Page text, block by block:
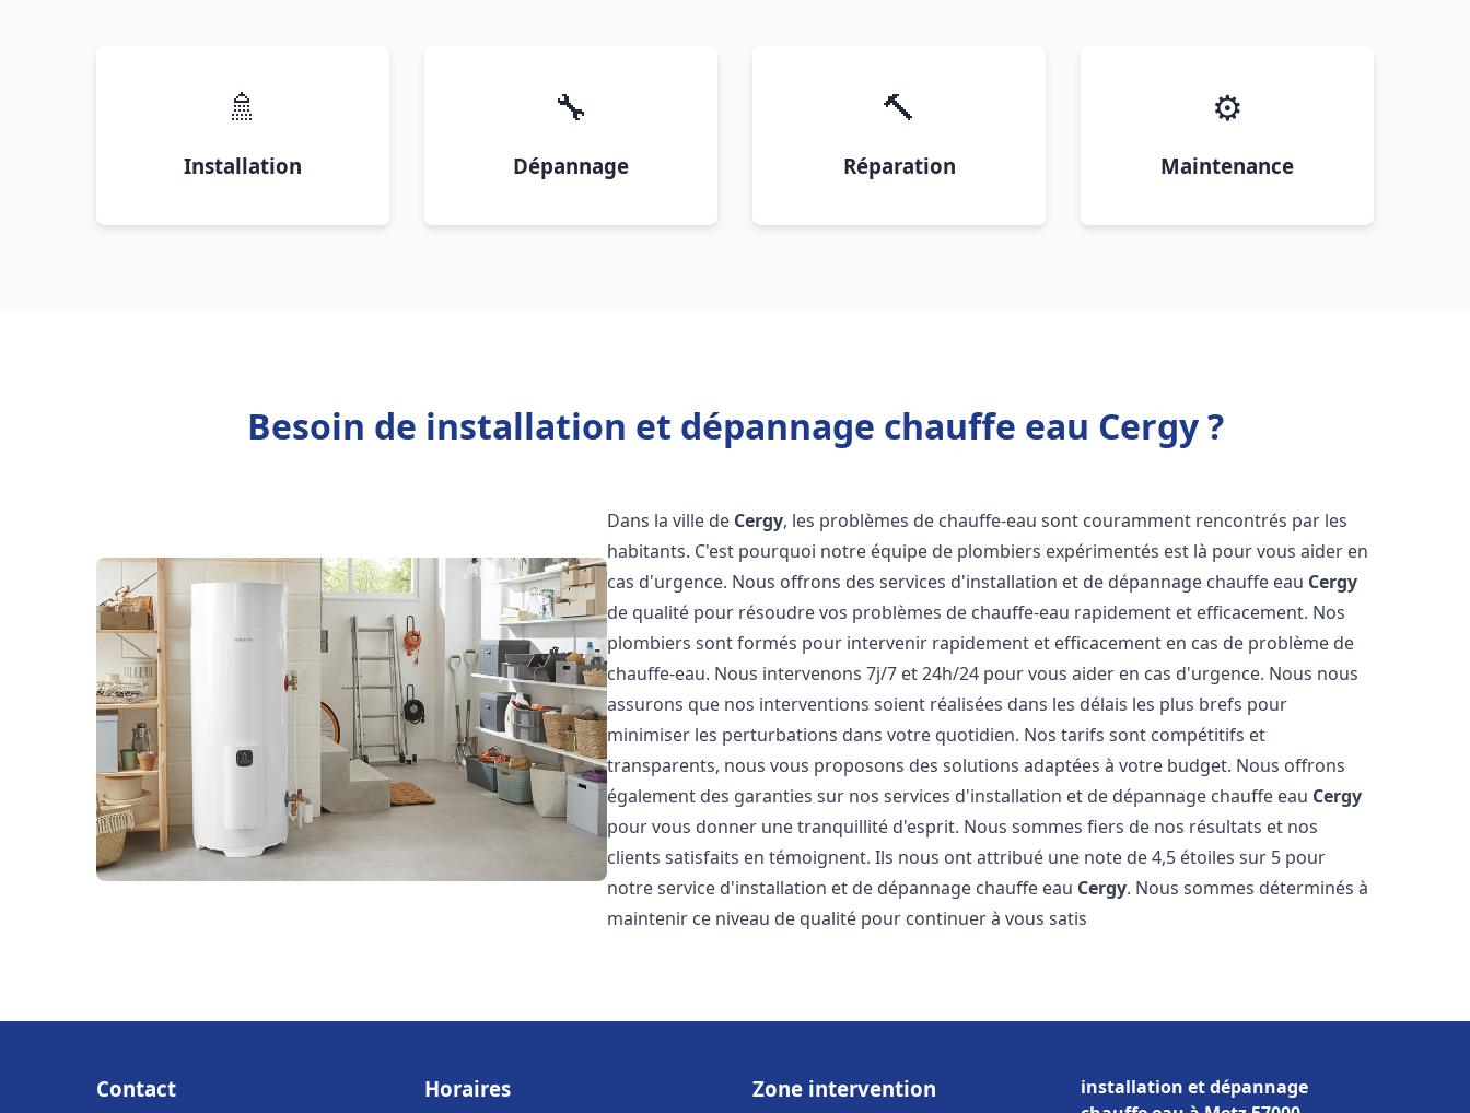
🚿
Installation
🔧
Dépannage
🔨
Réparation
⚙️
Maintenance
Besoin de installation et dépannage chauffe eau Cergy ?
Dans la ville de Cergy, les problèmes de chauffe-eau sont couramment rencontrés par les
habitants. C'est pourquoi notre équipe de plombiers expérimentés est là pour vous aider en
cas d'urgence. Nous offrons des services d'installation et de dépannage chauffe eau Cergy
de qualité pour résoudre vos problèmes de chauffe-eau rapidement et efficacement. Nos
plombiers sont formés pour intervenir rapidement et efficacement en cas de problème de
chauffe-eau. Nous intervenons 7j/7 et 24h/24 pour vous aider en cas d'urgence. Nous nous
assurons que nos interventions soient réalisées dans les délais les plus brefs pour
minimiser les perturbations dans votre quotidien. Nos tarifs sont compétitifs et
transparents, nous vous proposons des solutions adaptées à votre budget. Nous offrons
également des garanties sur nos services d'installation et de dépannage chauffe eau Cergy
pour vous donner une tranquillité d'esprit. Nous sommes fiers de nos résultats et nos
clients satisfaits en témoignent. Ils nous ont attribué une note de 4,5 étoiles sur 5 pour
notre service d'installation et de dépannage chauffe eau Cergy. Nous sommes déterminés à
maintenir ce niveau de qualité pour continuer à vous satis
Contact Horaires Zone intervention
installation et dépannage